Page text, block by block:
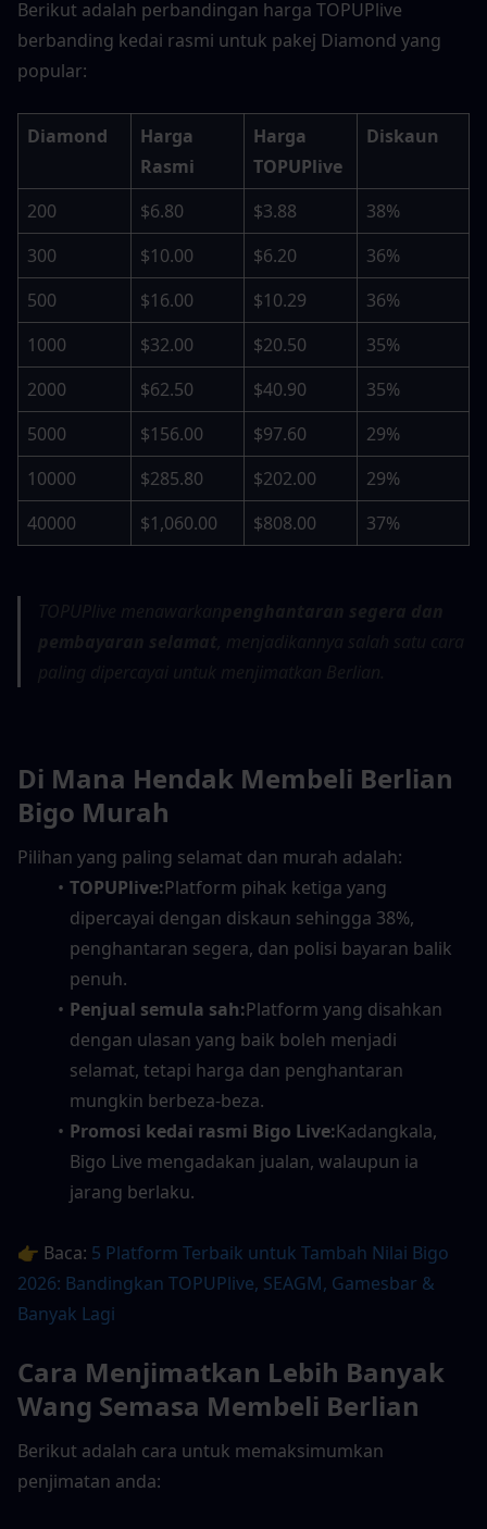
Berikut adalah perbandingan harga TOPUPlive
berbanding kedai rasmi untuk pakej Diamond yang
popular:
Diamond
Harga
Rasmi
Harga
TOPUPlive
Diskaun
200 $6.80 $3.88
38%
300
$10.00 $6.20
36%
500
$16.00 $10.29
36%
1000
$32.00 $20.50
35%
2000
$62.50 $40.90
35%
5000
$156.00 $97.60
29%
10000
$285.80 $202.00
29%
40000
$1,060.00 $808.00 37%
Di Mana Hendak Membeli Berlian
Bigo Murah
Pilihan yang paling selamat dan murah adalah:
TOPUPlive:Platform pihak ketiga yang
dipercayai dengan diskaun sehingga 38%,
penghantaran segera, dan polisi bayaran balik
penuh.
Penjual semula sah:Platform yang disahkan
dengan ulasan yang baik boleh menjadi
selamat, tetapi harga dan penghantaran
mungkin berbeza-beza.
Promosi kedai rasmi Bigo Live:Kadangkala,
Bigo Live mengadakan jualan, walaupun ia
jarang berlaku.
👉 Baca: 5 Platform Terbaik untuk Tambah Nilai Bigo
2026: Bandingkan TOPUPlive, SEAGM, Gamesbar &
Banyak Lagi
Cara Menjimatkan Lebih Banyak
Wang Semasa Membeli Berlian
Berikut adalah cara untuk memaksimumkan
penjimatan anda: